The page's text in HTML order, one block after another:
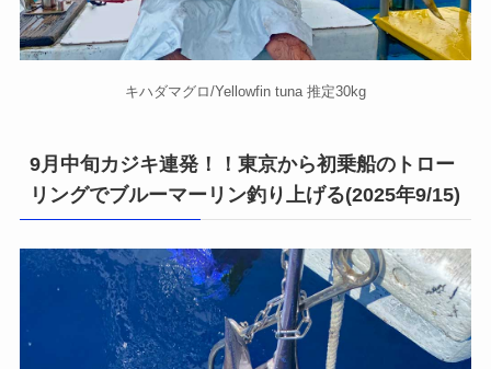
キハダマグロ/Yellowfin tuna 推定30kg
9月中旬カジキ連発！！東京から初乗船のトロー
リングでブルーマーリン釣り上げる(2025年9/15)